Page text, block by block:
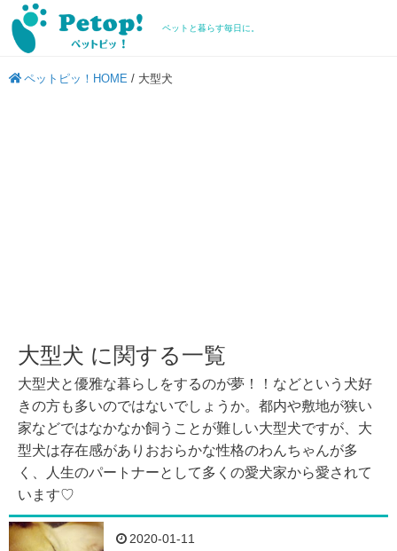
ペットと暮らす毎日に。
ペットピッ！HOME / 大型犬
大型犬 に関する一覧
大型犬と優雅な暮らしをするのが夢！！などという犬好
きの方も多いのではないでしょうか。都内や敷地が狭い
家などではなかなか飼うことが難しい大型犬ですが、大
型犬は存在感がありおおらかな性格のわんちゃんが多
く、人生のパートナーとして多くの愛犬家から愛されて
います♡
2020-01-11